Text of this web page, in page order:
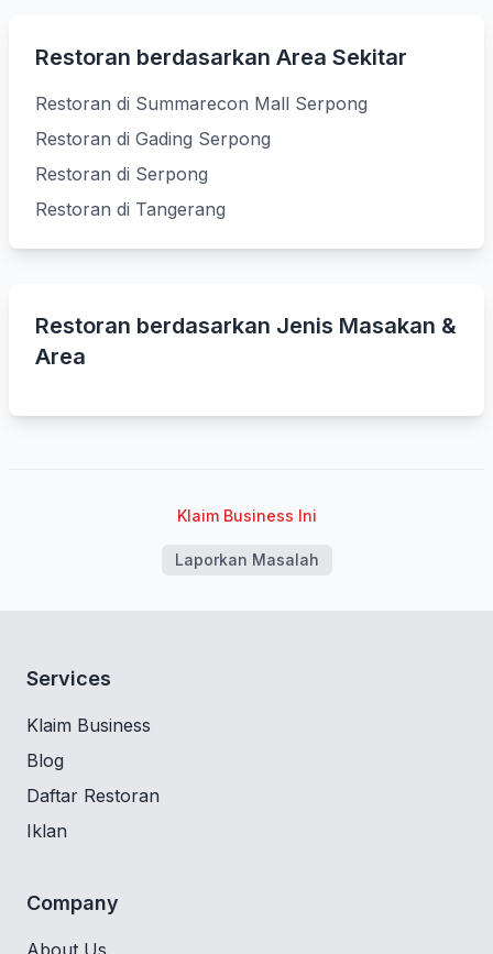
Restoran berdasarkan Area Sekitar
Restoran di Summarecon Mall Serpong
Restoran di Gading Serpong
Restoran di Serpong
Restoran di Tangerang
Restoran berdasarkan Jenis Masakan &
Area
Klaim Business Ini
Laporkan Masalah
Services
Klaim Business
Blog
Daftar Restoran
Iklan
Company
About Us